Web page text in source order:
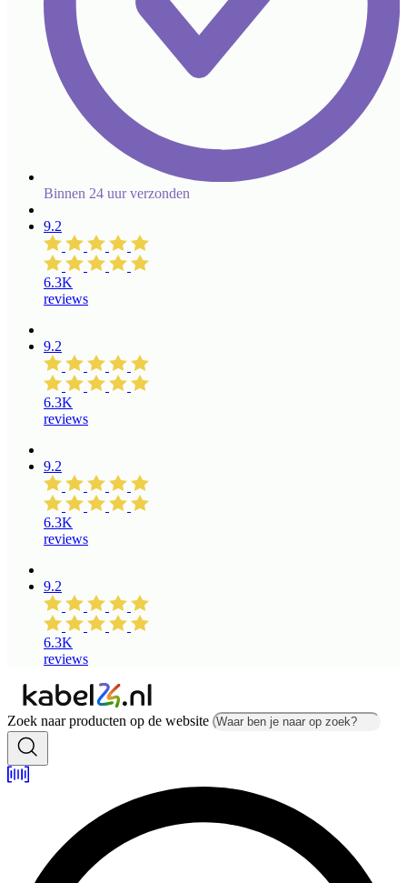
Binnen 24 uur verzonden
9.2
6.3K
reviews
9.2
6.3K
reviews
9.2
6.3K
reviews
9.2
6.3K
reviews
Zoek naar producten op de website